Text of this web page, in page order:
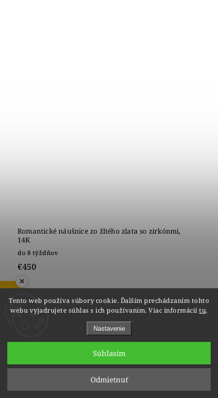
Tento web používa súbory cookie. Ďalším prechádzaním tohto
webu vyjadrujete súhlas s ich používaním. Viac informáciítu.
Nastavenie
Odmietnuť
Súhlasím
Romantické náušnice zo žltého zlata so zirkónmi,
14K
do 8 týždňov
€450
1
2
Hore
ZOBRAZIŤ RECENZIE
×